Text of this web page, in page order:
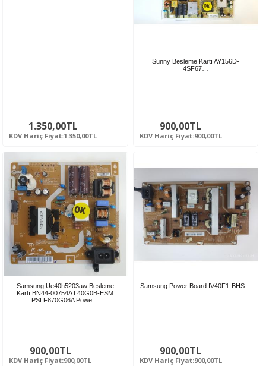
1.350,00TL
KDV Hariç Fiyat:1.350,00TL
Sunny Besleme Kartı AY156D-
4SF67…
900,00TL
KDV Hariç Fiyat:900,00TL
Samsung Ue40h5203aw Besleme
Kartı BN44-00754A L40G0B-ESM
PSLF870G06A Powe…
900,00TL
KDV Hariç Fiyat:900,00TL
Samsung Power Board IV40F1-BHS…
900,00TL
KDV Hariç Fiyat:900,00TL